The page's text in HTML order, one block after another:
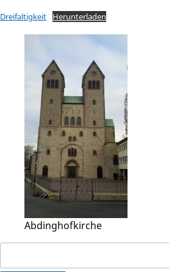
Abdinghofkirche
nach:
Dreifaltigkeit Herunterladen